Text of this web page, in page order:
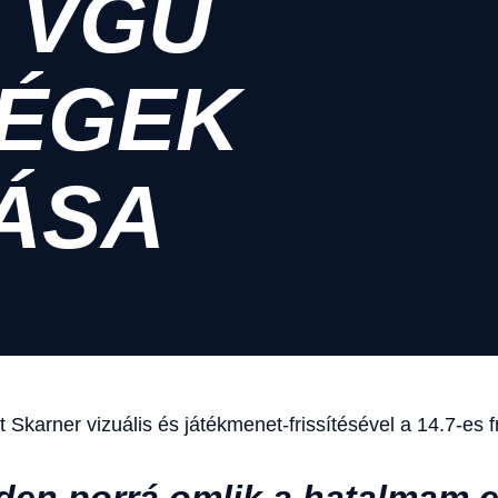
Skarner vizuális és játékmenet-frissítésével a 14.7-es